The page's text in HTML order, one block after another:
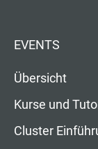
EVENTS
Übersicht
Kurse und
Cluster